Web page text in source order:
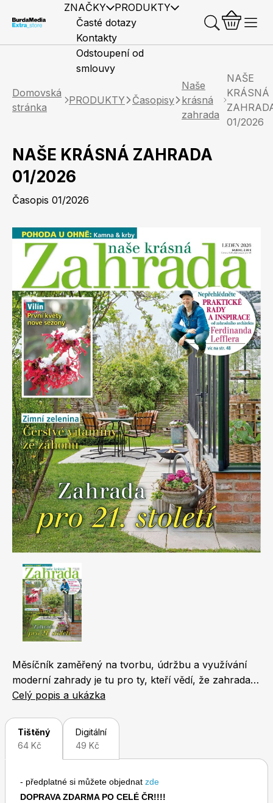
ZNAČKY PRODUKTY
Marianne
Apetit
Svět ženy
Elle Decoration
Marianne Bydlení
Marianne Venkov & styl
Naše krásná zahrada
Chip
LEGO® časopisy
Burda Easy
Knihy
Časté dotazy
Kontakty
Odstoupení od
smlouvy
Domovská
stránka
PRODUKTY Časopisy
Naše
krásná
zahrada
NAŠE
KRÁSNÁ
01/2026
NAŠE KRÁSNÁ ZAHRADA
01/2026
Časopis 01/2026
Měsíčník zaměřený na tvorbu, údržbu a využívání
moderní zahrady je tu pro ty, kteří vědí, že zahrada je
a má být potěšením! Časopis přináší 68 stran
fotografií z nejhezčích zahrad. V jednotlivých
rubrikách se věnujeme okrasné zahradě a
balkonovým a pokojovým květinám, ale také
zahradě.
Celý popis a ukázka
Tištěný
64 Kč
Digitální
49 Kč
- předplatné si můžete objednat zde
DOPRAVA ZDARMA PO CELÉ ČR!!!!